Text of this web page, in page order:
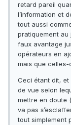
retard pareil
l’information et
tout aussi
pratiquement au
faux avantage
opérateurs en
mais que celles-
Ceci étant dit, et
de vue selon
mettre en doute
va pas
tout simplement